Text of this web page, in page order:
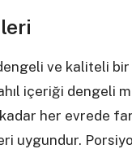
ve kaliteli
içeriği dengeli
her evrede
uygundur.